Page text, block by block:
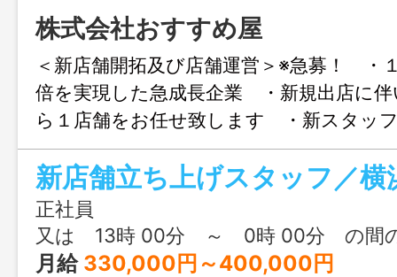
株式会社おすすめ屋
＜新店舗開拓及び店舗運営＞※急募！ ・
倍を実現した急成長企業 ・新規出店に
ら１店舗をお任せ致します ・新スタッ
教育／マネジメント ・ブランディング
ー開発やマニュアル作成業務等 ・人の
とＷＩＮ－ＷＩＮ働き方を追求。独立支
す。 ※未経験歓迎！新たな店舗開拓に
気のある方大募集 ＊変更範囲：変更な
新店舗立ち上げスタッフ／横
正社員
又は 13時 00分 ～ 0時 00分 の間
月給 330,000円～400,000円